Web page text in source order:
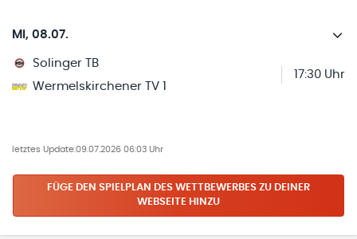
Mi, 08.07.
Solinger TB
Wermelskirchener TV 1
17:30 Uhr
letztes Update:09.07.2026 06:03 Uhr
FÜGE DEN SPIELPLAN DES WETTBEWERBES ZU DEINER
WEBSEITE HINZU